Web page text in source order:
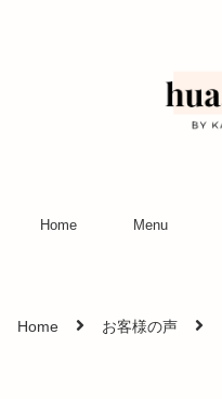
Home Menu
Home お客様の声